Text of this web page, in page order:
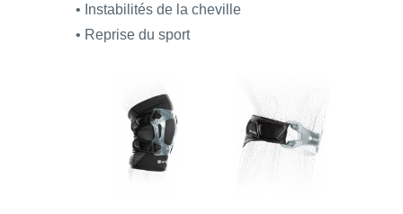
• Instabilités de la cheville
• Reprise du sport